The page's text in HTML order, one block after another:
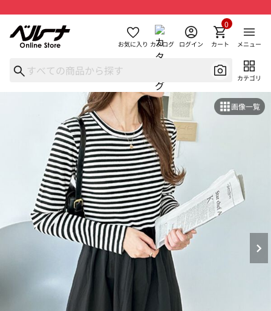
お気に入り カタログ ログイン カート
0
メニュー
カテゴリ
画像一覧